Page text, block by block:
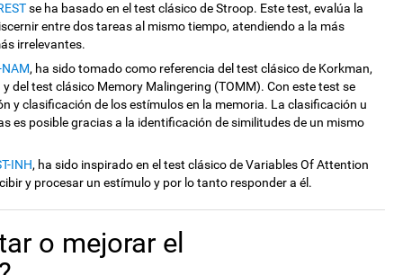
se ha basado en el test clásico de Stroop. Este test, evalúa la
entre dos tareas al mismo tiempo, atendiendo a la más
irrelevantes.
, ha sido tomado como referencia del test clásico de Korkman,
y del test clásico Memory Malingering (TOMM). Con este test se
y clasificación de los estímulos en la memoria. La clasificación u
es posible gracias a la identificación de similitudes de un mismo
INH, ha sido inspirado en el test clásico de Variables Of Attention
y procesar un estímulo y por lo tanto responder a él.
o mejorar el